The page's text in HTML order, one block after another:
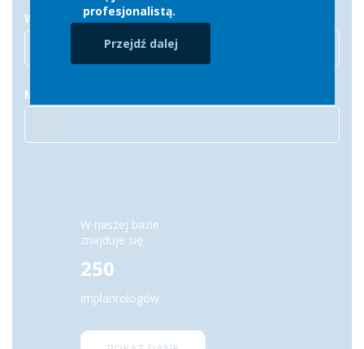
Województwo
Możesz wpisać imię i nazwisko
W naszej bazie
znajduje się
250
implantologów
profesjonalistą.
Przejdź dalej